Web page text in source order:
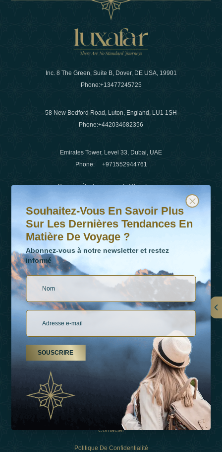
Inc. 8 The Green, Suite B, Dover, DE USA, 19901
Phone:+13477245725
58 New Bedford Road, Luton, England, LU1 1SH
Phone:+442034682356
Emirates Tower, Level 33, Dubai, UAE
Phone: +971552944761
Courrier électronique:info@luxafar.com
WhatsApp N°
+442034682356
+971552944761
LIENS
À Propos De Nous
Types De Vacances
Contacter
Politique De Confidentialité
Souhaitez-vous en savoir plus sur les dernières
Abonnez-vous à notre newsletter et restez informé
Souhaitez-Vous En Savoir Plus
Sur Les Dernières Tendances En
Matière De Voyage ?
Abonnez-vous à notre newsletter et restez
informé
SOUSCRIRE